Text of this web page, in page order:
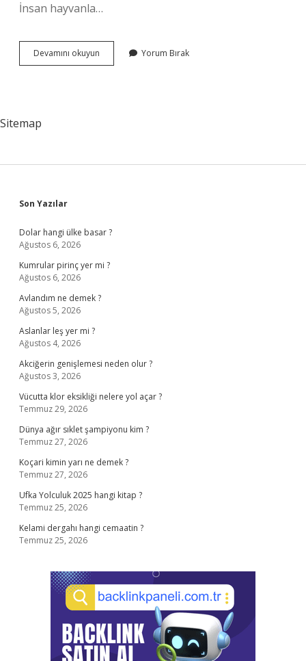
İnsan hayvanla…
Devamını okuyun
Insan
Yorum Bırak
Sitemap
Sidebar
Son Yazılar
Dolar hangi ülke basar ?
Ağustos 6, 2026
Kumrular pirinç yer mi ?
Ağustos 6, 2026
Avlandım ne demek ?
Ağustos 5, 2026
Aslanlar leş yer mi ?
Ağustos 4, 2026
Akciğerin genişlemesi neden olur ?
Ağustos 3, 2026
Vücutta klor eksikliği nelere yol açar ?
Temmuz 29, 2026
Dünya ağır sıklet şampiyonu kim ?
Temmuz 27, 2026
Koçari kimin yarı ne demek ?
Temmuz 27, 2026
Ufka Yolculuk 2025 hangi kitap ?
Temmuz 25, 2026
Kelami dergahı hangi cemaatin ?
Temmuz 25, 2026